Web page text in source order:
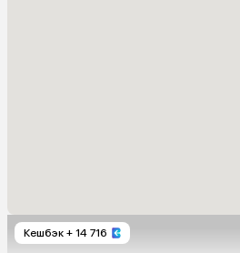
Кешбэк + 14 716